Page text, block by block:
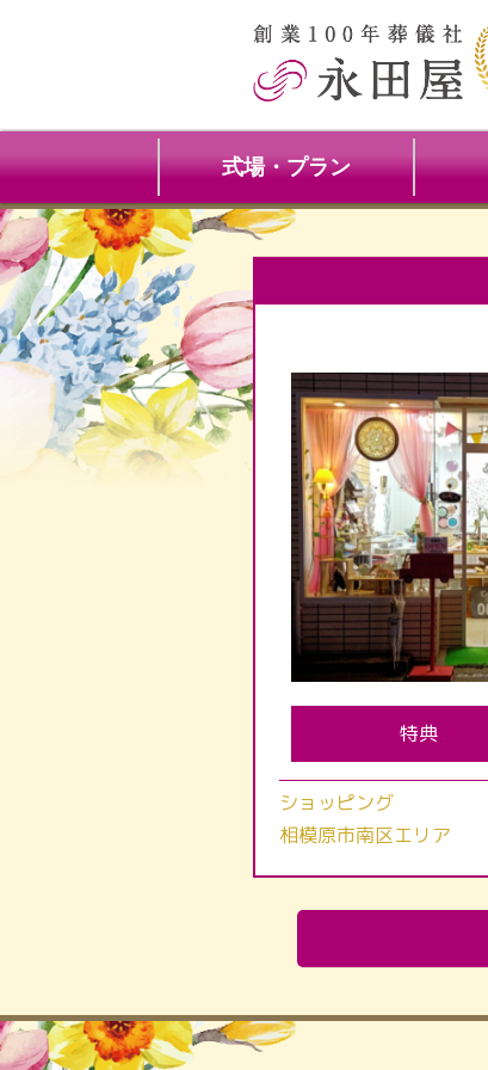
式場・プラン
特典
ショッピング
相模原市南区エリア